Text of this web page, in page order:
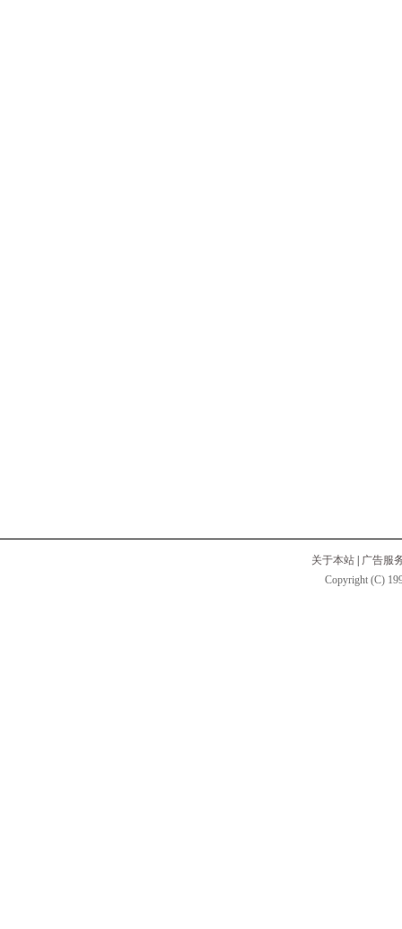
关于本站
广告服
Copyright (C)